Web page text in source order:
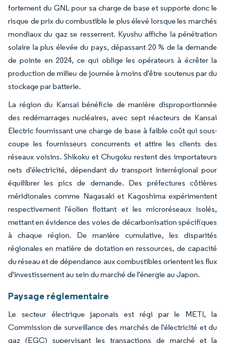
fortement du GNL pour sa charge de base et supporte donc le
risque de prix du combustible le plus élevé lorsque les marchés
mondiaux du gaz se resserrent. Kyushu affiche la pénétration
solaire la plus élevée du pays, dépassant 20 % de la demande
de pointe en 2024, ce qui oblige les opérateurs à écrêter la
production de milieu de journée à moins d'être soutenus par du
stockage par batterie.
La région du Kansai bénéficie de manière disproportionnée
des redémarrages nucléaires, avec sept réacteurs de Kansai
Electric fournissant une charge de base à faible coût qui sous-
coupe les fournisseurs concurrents et attire les clients des
réseaux voisins. Shikoku et Chugoku restent des importateurs
nets d'électricité, dépendant du transport interrégional pour
équilibrer les pics de demande. Des préfectures côtières
méridionales comme Nagasaki et Kagoshima expérimentent
respectivement l'éolien flottant et les microréseaux isolés,
mettant en évidence des voies de décarbonisation spécifiques
à chaque région. De manière cumulative, les disparités
régionales en matière de dotation en ressources, de capacité
du réseau et de dépendance aux combustibles orientent les flux
d'investissement au sein du marché de l'énergie au Japon.
Paysage réglementaire
Le secteur électrique japonais est régi par le METI, la
Commission de surveillance des marchés de l'électricité et du
gaz (EGC) supervisant les transactions de marché et la